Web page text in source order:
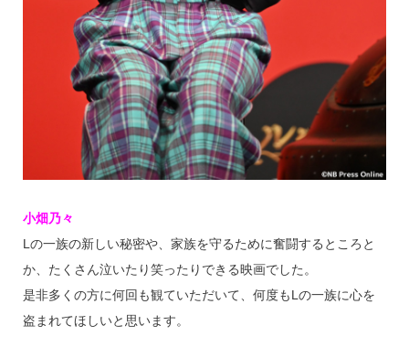
小畑乃々
Lの一族の新しい秘密や、家族を守るために奮闘するところと
か、たくさん泣いたり笑ったりできる映画でした。
是非多くの方に何回も観ていただいて、何度もLの一族に心を
盗まれてほしいと思います。